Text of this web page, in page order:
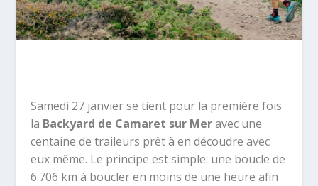
Samedi 27 janvier se tient pour la première fois
la Backyard de Camaret sur Meravec une
centaine de traileurs prêt à en découdre avec
eux même. Le principe est simple: une boucle de
6.706 km à boucler en moins de une heure afin